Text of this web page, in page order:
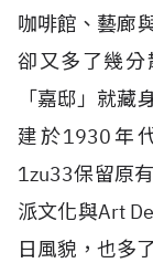
咖啡館、藝廊
卻又多了幾分
「嘉邸」就藏
建於1930年
1zu33保留原
派文化與Art
日風貌，也多